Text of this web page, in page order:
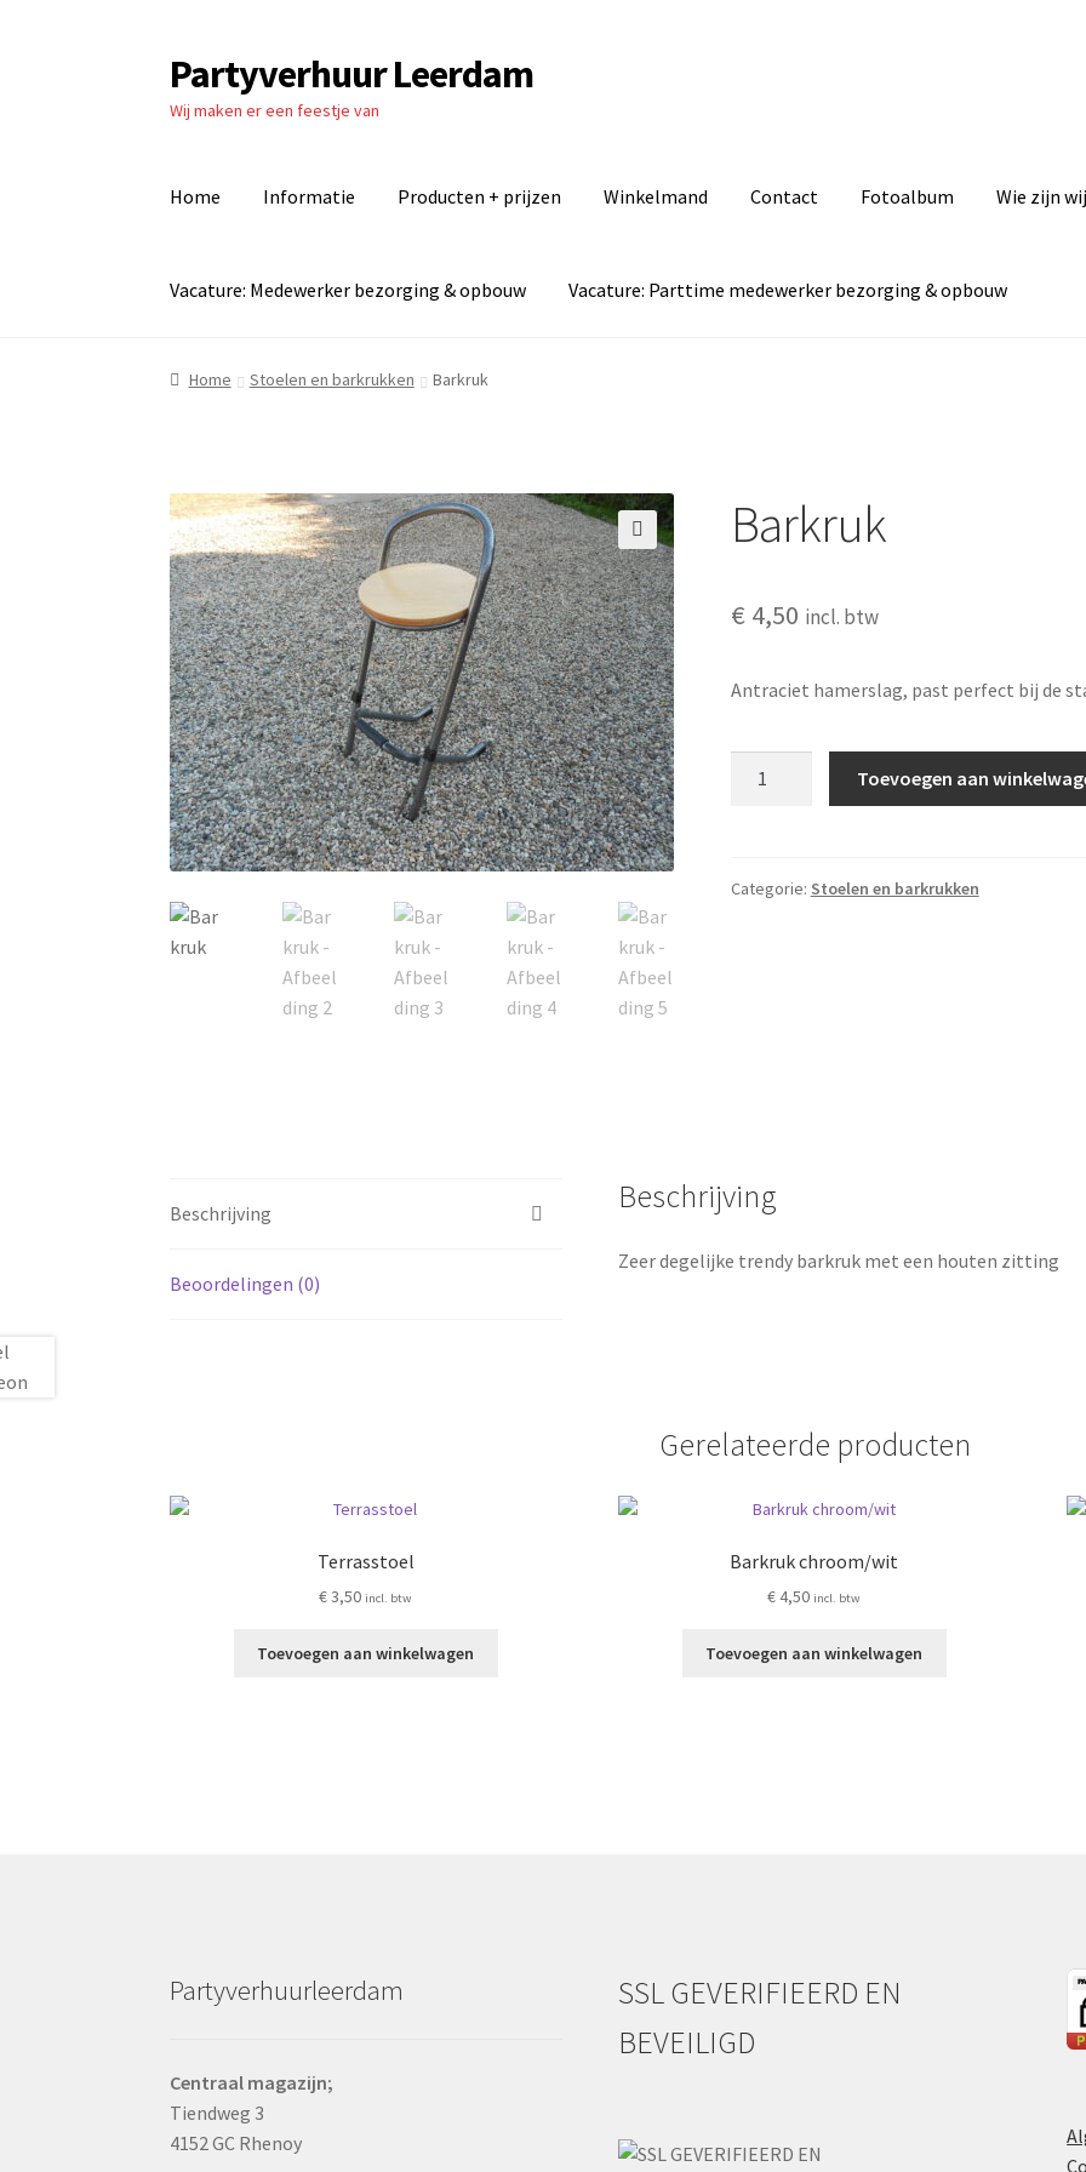
Ga
door
naar
Ga
naar
de
Partyverhuur Leerdam
Wij maken er een feestje van
Home Informatie Producten + prijzen Winkelmand Contact Fotoalbum Wie zijn wij
Vacature: Medewerker bezorging & opbouw Vacature: Parttime medewerker bezorging & opbouw
Home Algemene voorwaarden Checkout
Vacature: Parttime medewerker bezorging & opbouwWie zijn wij
Home Stoelen en barkrukken Barkruk
🔍
Barkruk
€ 4,50 incl. btw
Antraciet hamerslag, past perfect bij de
Toevoegen aan
Categorie: Stoelen en barkrukken
Beschrijving
Beoordelingen (0)
Beschrijving
Zeer degelijke trendy barkruk met een houten zitting
Gerelateerde producten
Terrasstoel
€3,50 incl. btw
Toevoegen aan winkelwagen
Barkruk chroom/wit
€4,50 incl. btw
Toevoegen aan winkelwagen
Partyverhuurleerdam
Centraal magazijn;
Tiendweg 3
4152 GC Rhenoy
SSL GEVERIFIEERD EN
BEVEILIGD